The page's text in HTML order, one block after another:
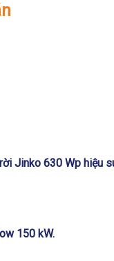
Jinko 630 Wp hiệu
150 kW.